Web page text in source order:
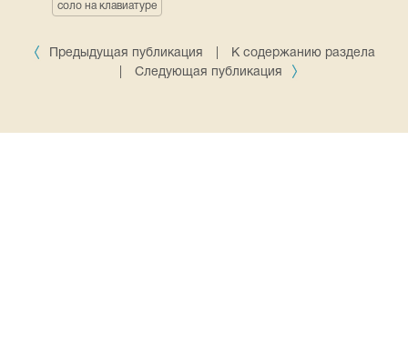
соло на клавиатуре
Предыдущая публикация
К содержанию раздела
Следующая публикация